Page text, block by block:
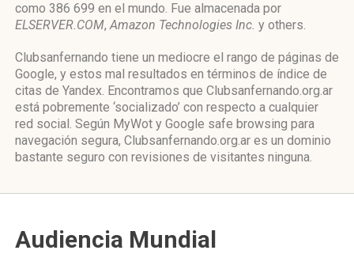
como 386 699 en el mundo. Fue almacenada por
ELSERVER.COM,Amazon Technologies Inc. y others.
Clubsanfernando tiene un mediocre el rango de páginas de
Google, y estos mal resultados en términos de índice de
citas de Yandex. Encontramos que Clubsanfernando.org.ar
está pobremente ‘socializado’ con respecto a cualquier
red social. Según MyWot y Google safe browsing para
navegación segura, Clubsanfernando.org.ar es un dominio
bastante seguro con revisiones de visitantes ninguna.
Audiencia Mundial